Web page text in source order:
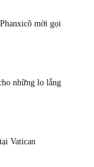
mời gọi
những lo lắng
Vatican